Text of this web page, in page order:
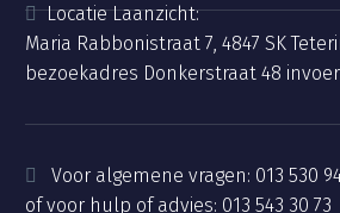
Locatie Laanzicht:
Maria Rabbonistraat 7, 4847 SK
bezoekadres Donkerstraat 48
Voor algemene vragen: 013 530
of voor hulp of advies: 013 543 30 73